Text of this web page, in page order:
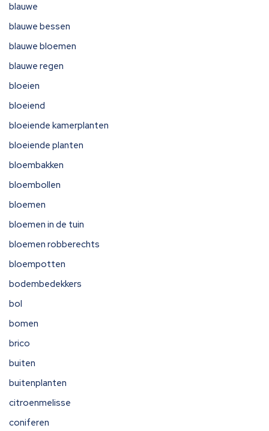
blauwe
blauwe bessen
blauwe bloemen
blauwe regen
bloeien
bloeiend
bloeiende kamerplanten
bloeiende planten
bloembakken
bloembollen
bloemen
bloemen in de tuin
bloemen robberechts
bloempotten
bodembedekkers
bol
bomen
brico
buiten
buitenplanten
citroenmelisse
coniferen